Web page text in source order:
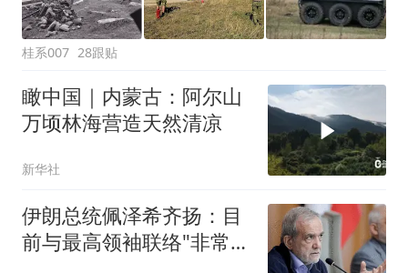
桂系007 28跟贴
瞰中国｜内蒙古：阿尔山
万顷林海营造天然清凉
新华社
伊朗总统佩泽希齐扬：目
前与最高领袖联络"非常困